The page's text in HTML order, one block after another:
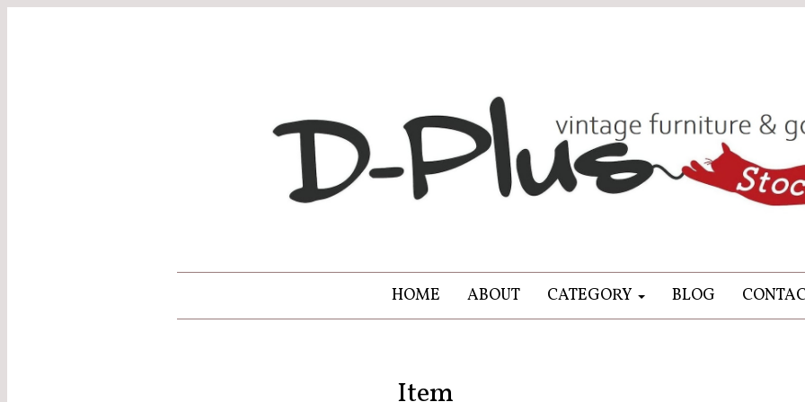
HOME ABOUT CATEGORY BLOG
Item